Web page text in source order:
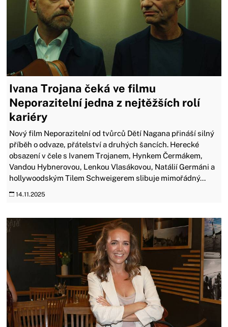
Ivana Trojana čeká ve filmu
Neporazitelní jedna z nejtěžších rolí
kariéry
Nový film Neporazitelní od tvůrců Dětí Nagana přináší silný
příběh o odvaze, přátelství a druhých šancích. Herecké
obsazení v čele s Ivanem Trojanem, Hynkem Čermákem,
Vandou Hybnerovou, Lenkou Vlasákovou, Natálií Germáni a
hollywoodským Tilem Schweigerem slibuje mimořádný...
14.11.2025